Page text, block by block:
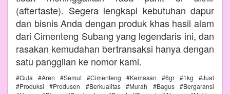
(aftertaste). Segera lengkapi kebutuhan dapur
dan bisnis Anda dengan produk khas hasil alam
dari Cimenteng Subang yang legendaris ini, dan
rasakan kemudahan bertransaksi hanya dengan
satu panggilan ke nomor kami.
#Gula #Aren #Semut #Cimenteng #Kemasan #6gr #1kg #Jual
#Produksi #Produsen #Berkualitas #Murah #Bagus #Bergaransi